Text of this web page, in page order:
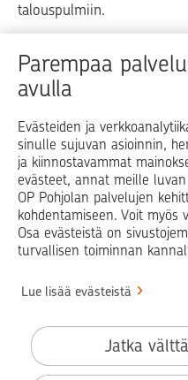
Parempaa
avulla
Evästeiden ja
sinulle sujuvan asioinnin,
ja kiinnostavammat
evästeet, annat meille
OP Pohjolan palvelujen
kohdentamiseen. Voit myös
Osa evästeistä on
turvallisen toiminnan
Lue lisää evästeistä
Jatka
talouspulmiin.
Raha
Blogit ja puheenvuorot
Op.fi OP Koti
Facebook
X LinkedIn
Käyttöehdot
Saavutettavuusseloste